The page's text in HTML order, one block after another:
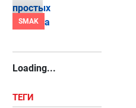
SMAK
Loading...
ТЕГИ